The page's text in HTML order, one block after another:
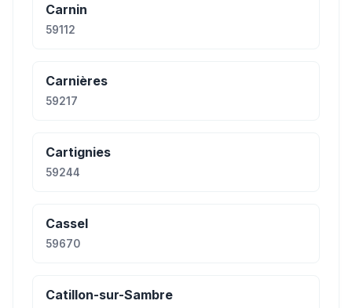
Carnin
59112
Carnières
59217
Cartignies
59244
Cassel
59670
Catillon-sur-Sambre